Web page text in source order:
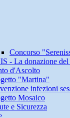
Concorso
- La donazione del
d'Ascolto
"Martina"
infezioni
Mosaico
e Sicurezza